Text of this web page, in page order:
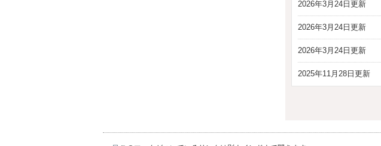
2026年3月24日更新
2026年3月24日更新
2026年3月24日更新
2025年11月28日更新